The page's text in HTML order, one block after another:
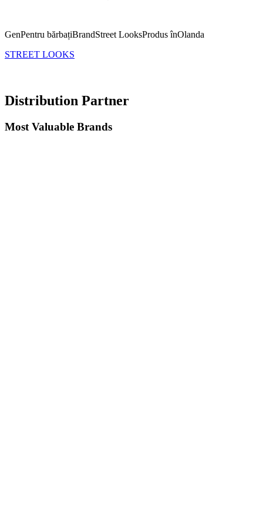
GenPentru bărbațiBrandStreet LooksProdus înOlanda
STREET LOOKS
Distribution Partner
Most Valuable Brands